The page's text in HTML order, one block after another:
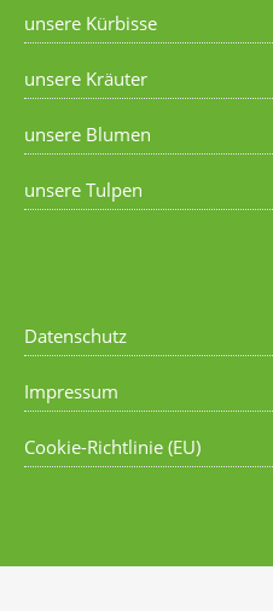
unsere Kürbisse
unsere Kräuter
unsere Blumen
unsere Tulpen
Datenschutz
Impressum
Cookie-Richtlinie (EU)